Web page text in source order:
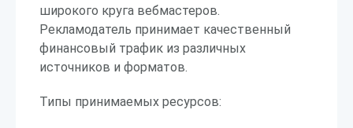
широкого круга вебмастеров.
Рекламодатель принимает качественный
финансовый трафик из различных
источников и форматов.
Типы принимаемых ресурсов: